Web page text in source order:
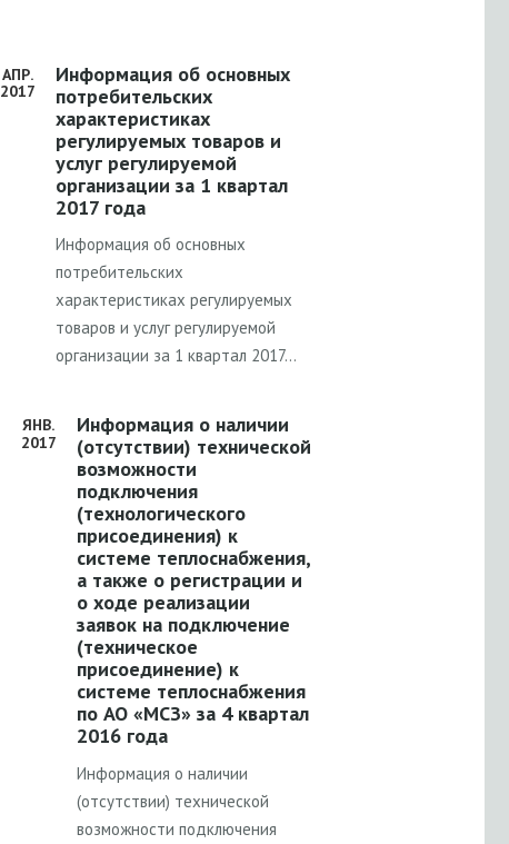
АПР.
2017
Информация об основных
потребительских
характеристиках
регулируемых товаров и
услуг регулируемой
организации за 1 квартал
2017 года
Информация об основных
потребительских
характеристиках регулируемых
товаров и услуг регулируемой
организации за 1 квартал 2017…
ЯНВ.
2017
Информация о наличии
(отсутствии) технической
возможности
подключения
(технологического
присоединения) к
системе теплоснабжения,
а также о регистрации и
о ходе реализации
заявок на подключение
(техническое
присоединение) к
системе теплоснабжения
по АО «МСЗ» за 4 квартал
2016 года
Информация о наличии
(отсутствии) технической
возможности подключения